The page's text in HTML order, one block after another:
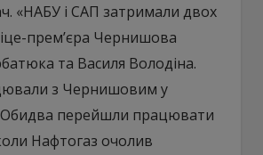
«НАБУ і САП затримали двох
премʼєра Чернишова
та Василя Володіна.
з Чернишовим у
Обидва перейшли працювати
Нафтогаз очолив